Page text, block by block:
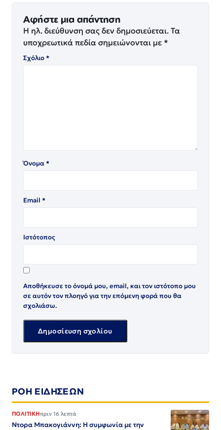
Αφήστε μια απάντηση
Η ηλ. διεύθυνση σας δεν δημοσιεύεται. Τα
υποχρεωτικά πεδία σημειώνονται με *
Σχόλιο*
Όνομα*
Email *
Ιστότοπος
Αποθήκευσε το όνομά μου, email, και τον ιστότοπο μου
σε αυτόν τον πλοηγό για την επόμενη φορά που θα
σχολιάσω.
ΡΟΗ ΕΙΔΗΣΕΩΝ
ΠΟΛΙΤΙΚΗπριν 16 λεπτά
Ντορα Μπακογιάννη: Η συμφωνία με την